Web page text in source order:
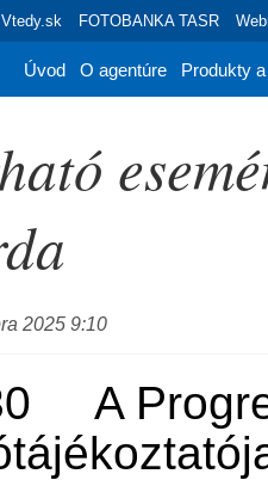
Vtedy.sk FOTOBANKA TASR
Úvod O agentúre Produkty
2025 9:10
A